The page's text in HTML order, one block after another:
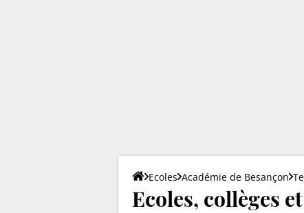
Ecoles Académie de Besançon
Ecoles, collèges